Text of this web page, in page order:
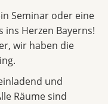
Seminar oder eine
ins Herzen Bayerns!
wir haben die
und
Räume sind